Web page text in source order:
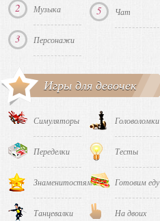
2 Музыка
3 Персонажи
5 Чат
Игры для девочек
Симуляторы
Переделки
Знаменитостями
Танцевалки
Головоломки
Тесты
Готовим еду
На двоих